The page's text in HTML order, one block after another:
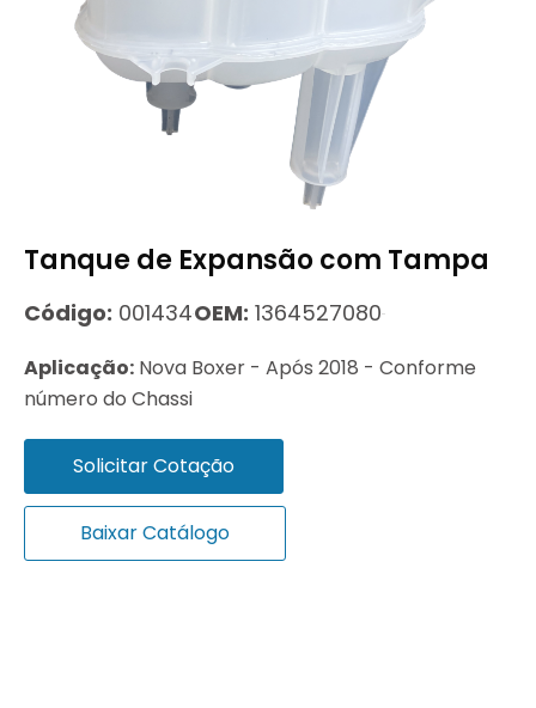
Tanque de Expansão com Tampa
Código: 001434OEM: 1364527080
Aplicação: Nova Boxer - Após 2018 - Conforme
número do Chassi
Solicitar Cotação
Baixar Catálogo